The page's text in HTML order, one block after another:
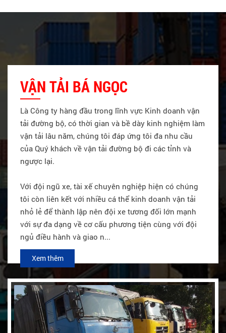
VẬN TẢI BÁ NGỌC
Là Công ty hàng đầu trong lĩnh vực Kinh doanh vận
tải đường bộ, có thời gian và bề dày kinh nghiệm làm
vận tải lâu năm, chúng tôi đáp ứng tôi đa nhu cầu
của Quý khách về vận tải đường bộ đi các tỉnh và
ngược lại.
Với đội ngũ xe, tài xế chuyên nghiệp hiện có chúng
tôi còn liên kết với nhiều cá thể kinh doanh vận tải
nhỏ lẻ để thành lập nên đội xe tương đối lớn mạnh
với sự đa dạng về cơ cấu phương tiện cùng với đội
ngủ điều hành và giao n...
Xem thêm